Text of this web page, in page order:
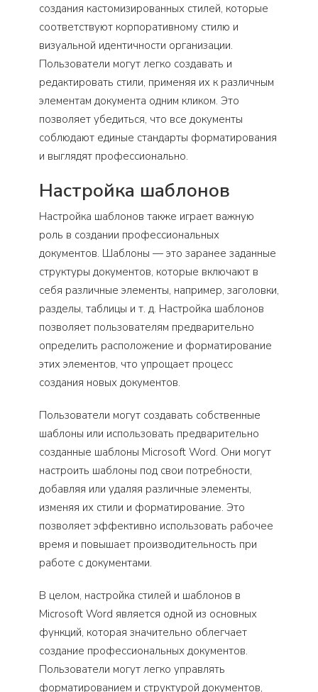
создания кастомизированных стилей, которые
соответствуют корпоративному стилю и
визуальной идентичности организации.
Пользователи могут легко создавать и
редактировать стили, применяя их к различным
элементам документа одним кликом. Это
позволяет убедиться, что все документы
соблюдают единые стандарты форматирования
и выглядят профессионально.
Настройка шаблонов
Настройка шаблонов также играет важную
роль в создании профессиональных
документов. Шаблоны — это заранее заданные
структуры документов, которые включают в
себя различные элементы, например, заголовки,
разделы, таблицы и т. д. Настройка шаблонов
позволяет пользователям предварительно
определить расположение и форматирование
этих элементов, что упрощает процесс
создания новых документов.
Пользователи могут создавать собственные
шаблоны или использовать предварительно
созданные шаблоны Microsoft Word. Они могут
настроить шаблоны под свои потребности,
добавляя или удаляя различные элементы,
изменяя их стили и форматирование. Это
позволяет эффективно использовать рабочее
время и повышает производительность при
работе с документами.
В целом, настройка стилей и шаблонов в
Microsoft Word является одной из основных
функций, которая значительно облегчает
создание профессиональных документов.
Пользователи могут легко управлять
форматированием и структурой документов,